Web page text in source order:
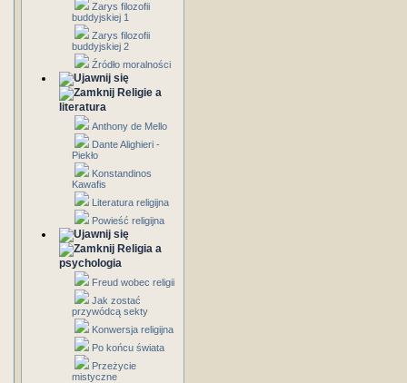
Zarys filozofii
buddyjskiej 1
Zarys filozofii
buddyjskiej 2
Źródło moralności
Religie a
literatura
Anthony de Mello
Dante Alighieri -
Piekło
Konstandinos
Kawafis
Literatura religijna
Powieść religijna
Religia a
psychologia
Freud wobec religii
Jak zostać
przywódcą sekty
Konwersja religijna
Po końcu świata
Przeżycie
mistyczne